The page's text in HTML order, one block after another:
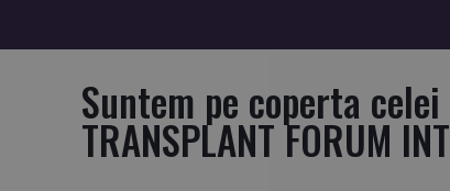
Suntem pe coperta
TRANSPLANT FORUM